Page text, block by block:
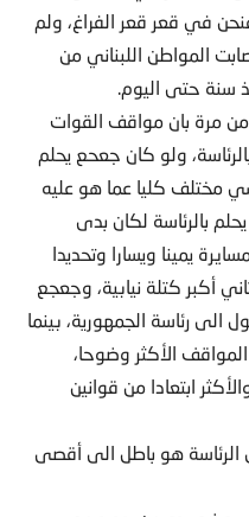
في قعر قعر الفراغ، ولم
المواطن اللبناني من
سنة حتى اليوم.
من مرة بان مواقف القوات
ولو كان جعحع يحلم
مختلف كليا عما هو عليه
بالرئاسة لكان بدى
يمينا ويسارا وتحديدا
أكبر كتلة نيابية، وجعجع
الى رئاسة الجمهورية، بينما
الأكثر وضوحا،
ابتعادا من قوانين
هو باطل الى أقصى